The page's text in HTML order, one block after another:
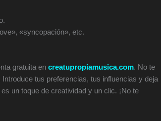
«syncopación», etc.
gratuita en creatupropiamusica.com. No te
tus preferencias, tus influencias y deja
un toque de creatividad y un clic. ¡No te